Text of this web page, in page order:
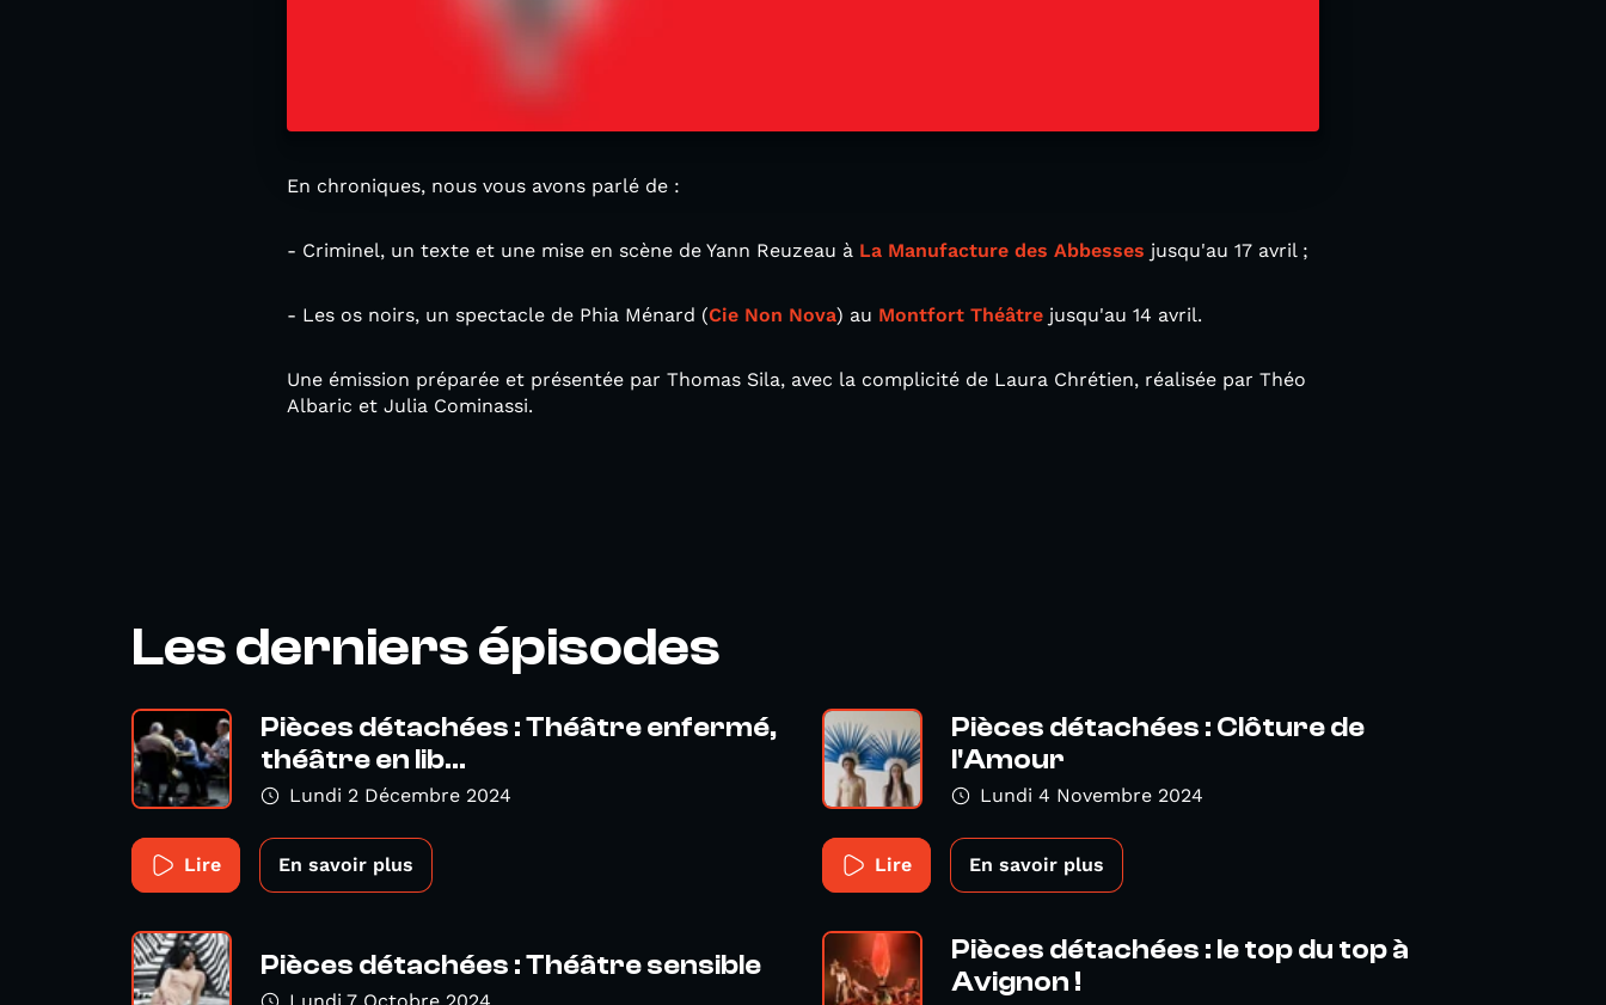
En chroniques, nous vous avons parlé de :
- Criminel, un texte et une mise en scène de Yann Reuzeau à La Manufacture des Abbesses jusqu'au 17 avril ;
- Les os noirs, un spectacle de Phia Ménard (Cie Non Nova) au Montfort Théâtre jusqu'au 14 avril.
Une émission préparée et présentée par Thomas Sila, avec la complicité de Laura Chrétien, réalisée par Théo
Albaric et Julia Cominassi.
Les derniers épisodes
Pièces détachées : Théâtre enfermé,
théâtre en lib...
Lundi 2 Décembre 2024
Lire En savoir plus
Pièces détachées : Clôture de
l'Amour
Lundi 4 Novembre 2024
Lire En savoir plus
Pièces détachées : Théâtre sensible
Pièces détachées : le top du top à
Avignon !